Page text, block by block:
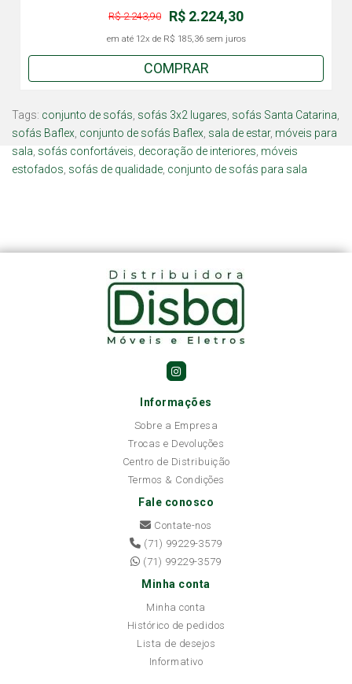
R$ 2.224,30
R$ 2.243,90
em até 12x de R$ 185,36sem juros
COMPRAR
Tags: conjunto de sofás sofás 3x2 lugares sofás Santa Catarina
sofás Baflex conjunto de sofás Baflex sala de estar, móveis para
sala sofás confortáveis decoração de interiores móveis
estofados sofás de qualidade conjunto de sofás para sala
Informações
Sobre a Empresa
Trocas e Devoluções
Centro de Distribuição
Termos & Condições
Fale conosco
Contate-nos
(71) 99229-3579
(71) 99229-3579
Minha conta
Minha conta
Histórico de pedidos
Lista de desejos
Informativo